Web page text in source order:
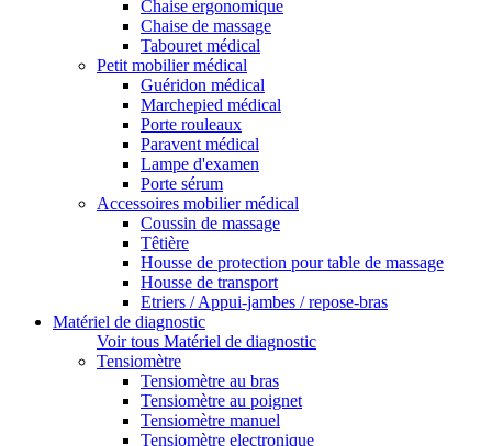
Chaise ergonomique
Chaise de massage
Tabouret médical
Petit mobilier médical
Guéridon médical
Marchepied médical
Porte rouleaux
Paravent médical
Lampe d'examen
Porte sérum
Accessoires mobilier médical
Coussin de massage
Têtière
Housse de protection pour table de massage
Housse de transport
Etriers / Appui-jambes / repose-bras
Matériel de diagnostic
Voir tous Matériel de diagnostic
Tensiomètre
Tensiomètre au bras
Tensiomètre au poignet
Tensiomètre manuel
Tensiomètre electronique